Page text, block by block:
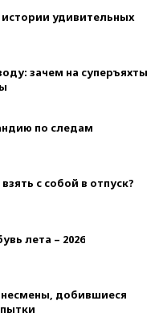
удивительных
зачем на суперъяхты
по следам
с собой в отпуск?
лета – 2026
добившиеся